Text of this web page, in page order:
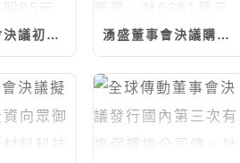
湧盛董事會決議初上櫃前現增352萬股案，暫定每股85元 湧盛董事會決議購置前鎮科技產業園區廠房，計6381萬元